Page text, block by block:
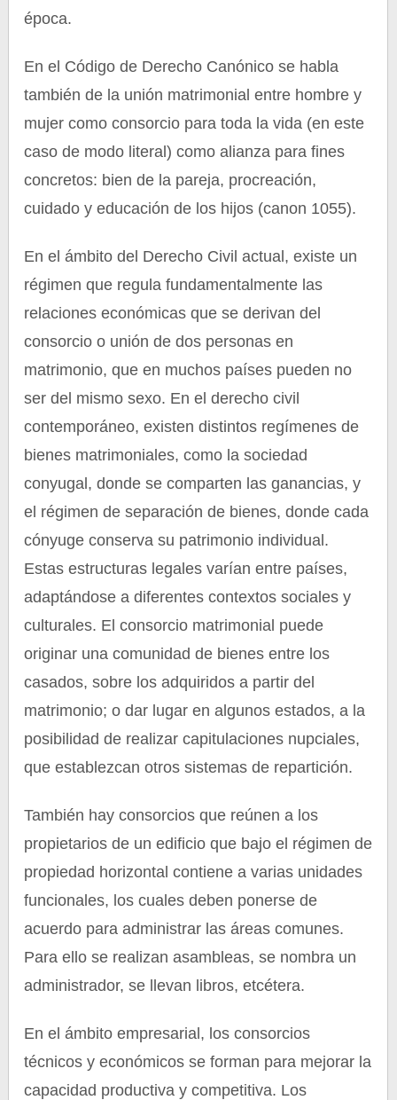
época.
En el Código de Derecho Canónico se habla
también de la unión matrimonial entre hombre y
mujer como consorcio para toda la vida (en este
caso de modo literal) como alianza para fines
concretos: bien de la pareja, procreación,
cuidado y educación de los hijos (canon 1055).
En el ámbito del Derecho Civil actual, existe un
régimen que regula fundamentalmente las
relaciones económicas que se derivan del
consorcio o unión de dos personas en
matrimonio, que en muchos países pueden no
ser del mismo sexo. En el derecho civil
contemporáneo, existen distintos regímenes de
bienes matrimoniales, como la sociedad
conyugal, donde se comparten las ganancias, y
el régimen de separación de bienes, donde cada
cónyuge conserva su patrimonio individual.
Estas estructuras legales varían entre países,
adaptándose a diferentes contextos sociales y
culturales. El consorcio matrimonial puede
originar una comunidad de bienes entre los
casados, sobre los adquiridos a partir del
matrimonio; o dar lugar en algunos estados, a la
posibilidad de realizar capitulaciones nupciales,
que establezcan otros sistemas de repartición.
También hay consorcios que reúnen a los
propietarios de un edificio que bajo el régimen de
propiedad horizontal contiene a varias unidades
funcionales, los cuales deben ponerse de
acuerdo para administrar las áreas comunes.
Para ello se realizan asambleas, se nombra un
administrador, se llevan libros, etcétera.
En el ámbito empresarial, los consorcios
técnicos y económicos se forman para mejorar la
capacidad productiva y competitiva. Los